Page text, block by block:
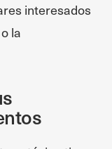
interesados
la